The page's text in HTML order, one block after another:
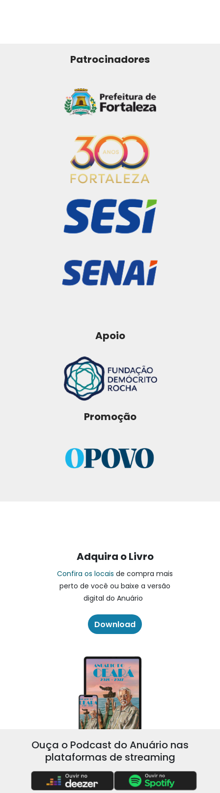
Patrocinadores
Apoio
Promoção
Adquira o Livro
Confira os locais de compra mais
perto de você ou baixe a versão
digital do Anuário
Download
Ouça o Podcast do Anuário nas
plataformas de streaming